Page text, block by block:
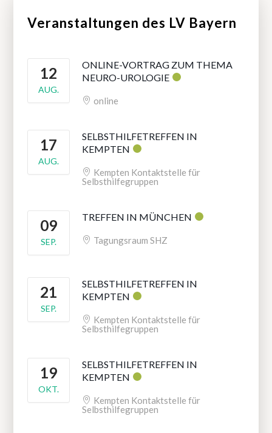
Veranstaltungen des LV Bayern
12
AUG.
ONLINE-VORTRAG ZUM THEMA
NEURO-UROLOGIE
online
17
AUG.
SELBSTHILFETREFFEN IN
KEMPTEN
Kempten Kontaktstelle für
Selbsthilfegruppen
09
SEP.
TREFFEN IN MÜNCHEN
Tagungsraum SHZ
21
SEP.
SELBSTHILFETREFFEN IN
KEMPTEN
Kempten Kontaktstelle für
Selbsthilfegruppen
19
OKT.
SELBSTHILFETREFFEN IN
KEMPTEN
Kempten Kontaktstelle für
Selbsthilfegruppen